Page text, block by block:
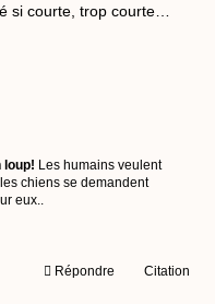
si courte, trop courte…
loup! Les humains veulent
chiens se demandent
eux..
Répondre Citation